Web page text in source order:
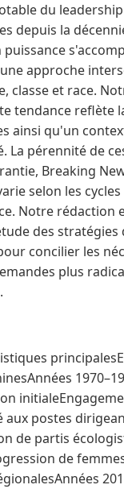
du
depuis la
approche
classe et race.
tendance reflète
ainsi qu'un
La pérennité de
Breaking
selon les
Notre rédaction
des stratégies
concilier les
plus
aux postes
de partis
de